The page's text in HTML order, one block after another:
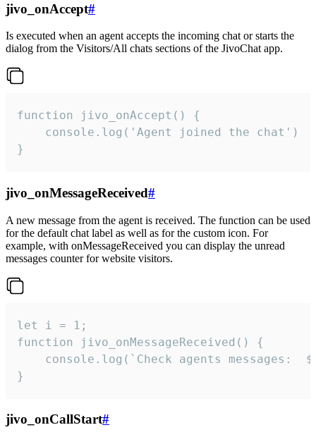
jivo_onAccept#
Is executed when an agent accepts the incoming chat or starts the
dialog from the Visitors/All chats sections of the JivoChat app.
function jivo_onAccept() {
}
jivo_onMessageReceived#
A new message from the agent is received. The function can be used
for the default chat label as well as for the custom icon. For
example, with onMessageReceived you can display the unread
messages counter for website visitors.
let i = 1;
function jivo_onMessageReceived() {
}
jivo_onCallStart#